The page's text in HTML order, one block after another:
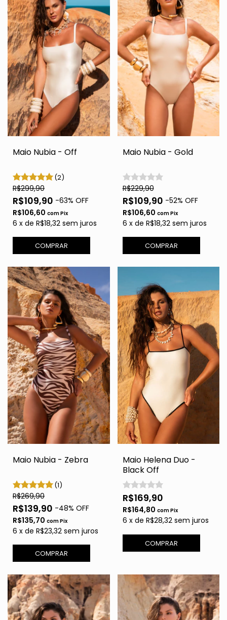
Maio Nubia - Off
(2)
R$299,90
R$109,90 -63% OFF
R$106,60 comPix
6 x de R$18,32 sem juros
COMPRAR
Maio Nubia - Gold
R$229,90
R$109,90 -52% OFF
R$106,60 comPix
6 x de R$18,32 sem juros
COMPRAR
Maio Nubia - Zebra
(1)
R$269,90
R$139,90 -48% OFF
R$135,70 comPix
6 x de R$23,32 sem juros
COMPRAR
Maio Helena Duo -
Black Off
R$169,90
R$164,80 comPix
6 x de R$28,32 sem juros
COMPRAR